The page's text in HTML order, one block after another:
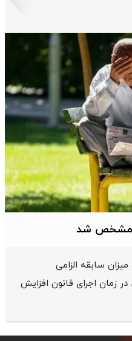
مشخص شد
میزان سابقه الزامی
زمان اجرای قانون افزایش